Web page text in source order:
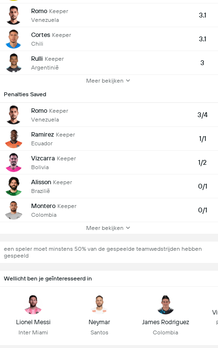
Romo Keeper
Venezuela
3.1
Cortes Keeper
Chili
3.1
Rulli Keeper
Argentinië
3
Meer bekijken
Penalties Saved
Romo Keeper
Venezuela
3/4
Ramirez Keeper
Ecuador
1/1
Vizcarra Keeper
Bolivia
1/2
Alisson Keeper
Brazilië
0/1
Montero Keeper
Colombia
0/1
Meer bekijken
een speler moet minstens 50% van de gespeelde teamwedstrijden hebben
gespeeld
Wellicht ben je geïnteresseerd in
Lionel Messi
Inter Miami
Neymar
Santos
James Rodriguez
Colombia